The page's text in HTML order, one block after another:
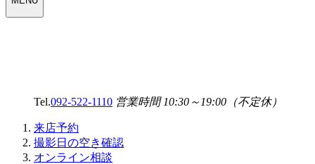
Tel.092-522-1110 営業時間 10:30～19:00（不定休）
来店予約
撮影日の空き確認
オンライン相談